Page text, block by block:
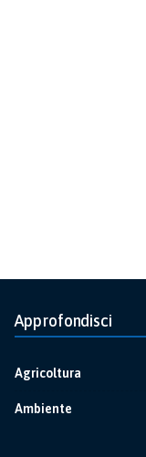
Approfondisci
Agricoltura
Ambiente